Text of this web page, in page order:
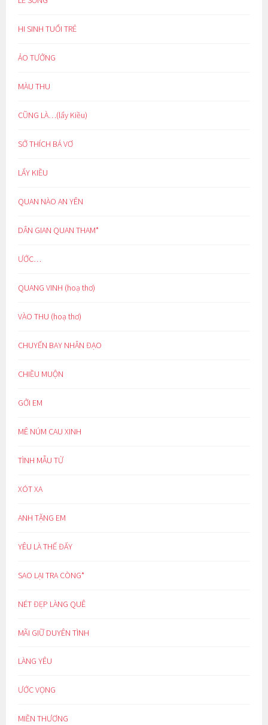
HI SINH TUỔI TRẺ
ẢO TƯỞNG
MÀU THU
CŨNG LÀ…(lẩy Kiều)
SỞ THÍCH BÁ VƠ
LẨY KIỀU
QUAN NÀO AN YÊN
DÂN GIAN QUAN THAM*
ƯỚC…
QUANG VINH (hoạ thơ)
VÀO THU (hoạ thơ)
CHUYẾN BAY NHÂN ĐẠO
CHIỀU MUỘN
GỞI EM
MÊ NÚM CAU XINH
TÌNH MẪU TỬ
XÓT XA
ANH TẶNG EM
YÊU LÀ THẾ ĐẤY
SAO LẠI TRA CÒNG*
NÉT ĐẸP LÀNG QUÊ
MÃI GIỮ DUYÊN TÌNH
LÀNG YÊU
ƯỚC VỌNG
MIỀN THƯƠNG